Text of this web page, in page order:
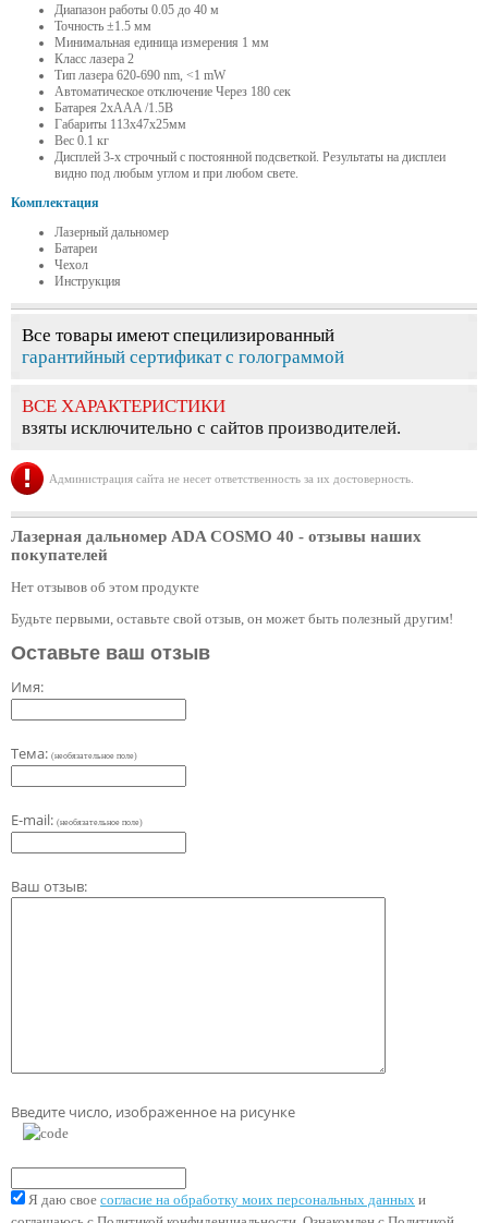
Диапазон работы 0.05 до 40 м
Точность ±1.5 мм
Минимальная единица измерения 1 мм
Класс лазера 2
Тип лазера 620-690 nm, <1 mW
Автоматическое отключение Через 180 сек
Батарея 2хAAA /1.5В
Габариты 113х47х25мм
Вес 0.1 кг
Дисплей 3-х строчный с постоянной подсветкой. Результаты на дисплеи
видно под любым углом и при любом свете.
Комплектация
Лазерный дальномер
Батареи
Чехол
Инструкция
Все товары имеют специлизированный
гарантийный сертификат с голограммой
ВСЕ ХАРАКТЕРИСТИКИ
взяты исключительно с сайтов производителей.
Администрация сайта не несет ответственность за их достоверность.
Лазерная дальномер ADA COSMO 40 - отзывы наших
покупателей
Нет отзывов об этом продукте
Будьте первыми, оставьте свой отзыв, он может быть полезный другим!
Оставьте ваш отзыв
Имя:
Тема: (необязательное поле)
E-mail: (необязательное поле)
Ваш отзыв:
Введите число, изображенное на рисунке
Я даю свое согласие на обработку моих персональных данных и